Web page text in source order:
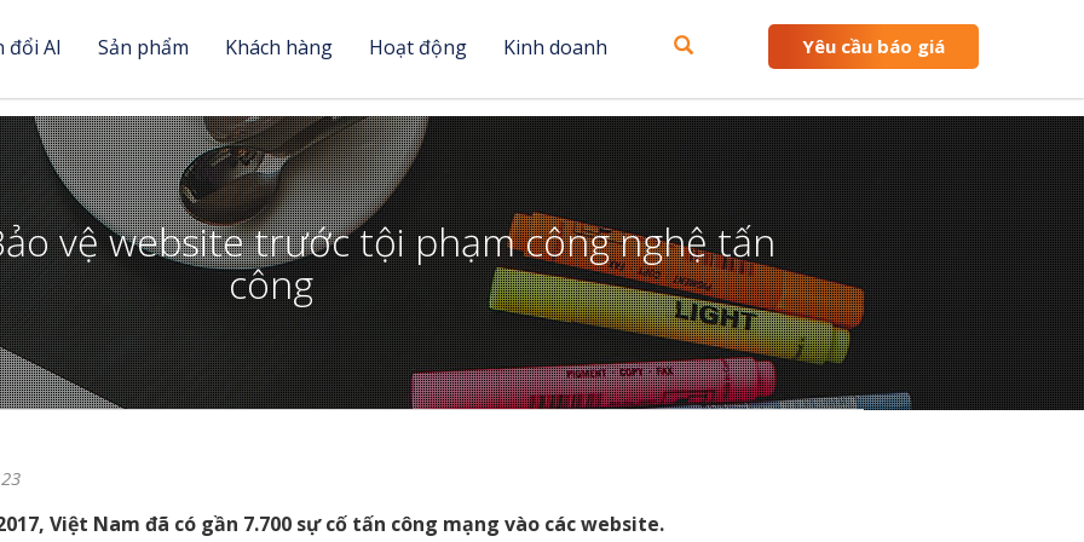
đổi AI Sản phẩm Khách hàng Hoạt động Kinh doanh Yêu cầu báo giá
vệ website trước tội phạm công nghệ tấn
công
Việt Nam đã có gần 7.700 sự cố tấn công mạng vào các website.